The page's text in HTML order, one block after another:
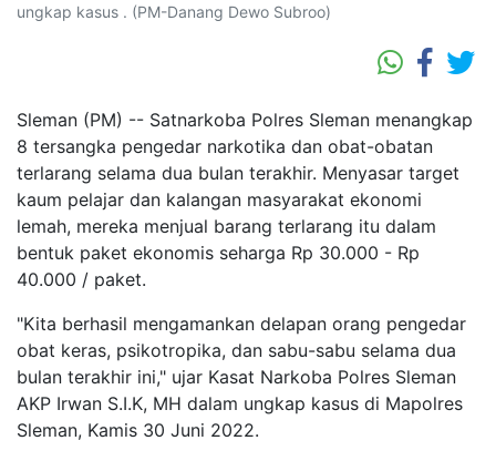
ungkap kasus . (PM-Danang Dewo Subroo)
Sleman (PM) -- Satnarkoba Polres Sleman menangkap
8 tersangka pengedar narkotika dan obat-obatan
terlarang selama dua bulan terakhir. Menyasar target
kaum pelajar dan kalangan masyarakat ekonomi
lemah, mereka menjual barang terlarang itu dalam
bentuk paket ekonomis seharga Rp 30.000 - Rp
40.000 / paket.
"Kita berhasil mengamankan delapan orang pengedar
obat keras, psikotropika, dan sabu-sabu selama dua
bulan terakhir ini," ujar Kasat Narkoba Polres Sleman
AKP Irwan S.I.K, MH dalam ungkap kasus di Mapolres
Sleman, Kamis 30 Juni 2022.